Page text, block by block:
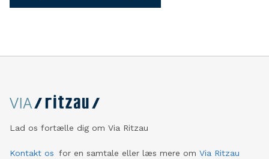
Lad os fortælle dig om Via Ritzau
Kontakt os for en samtale eller læs mere om Via Ritzau